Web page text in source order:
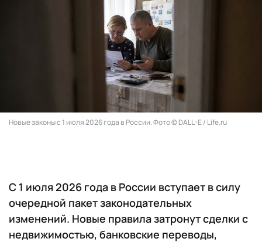
Новые законы с 1 июля 2026 года в России. Фото © DALL-E / Life.ru
С 1 июля 2026 года в России вступает в силу
очередной пакет законодательных
изменений. Новые правила затронут сделки с
недвижимостью, банковские переводы,